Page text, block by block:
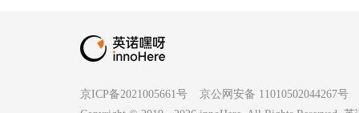
京ICP备2021005661号
京公网安备 11010502044267号